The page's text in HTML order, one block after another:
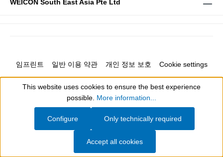
WEICON South East Asia Pte Ltd
임프린트 일반 이용 약관 개인 정보 보호 Cookie settings
Show toolbar
This website uses cookies to ensure the best experience
possible. More information...
Only technically required
Configure
Accept all cookies